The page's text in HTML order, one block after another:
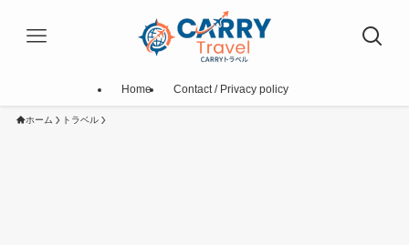
Home Contact / Privacy policy
ホーム トラベル